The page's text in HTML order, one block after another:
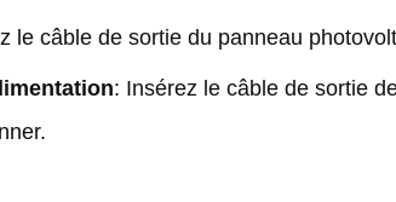
le câble de sortie du panneau
: Insérez le câble de sortie